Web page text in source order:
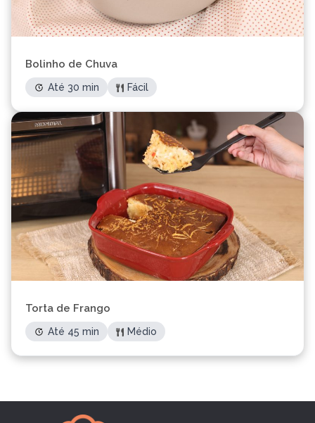
Bolinho de Chuva
Até 30 min Fácil
Torta de Frango
Até 45 min Médio